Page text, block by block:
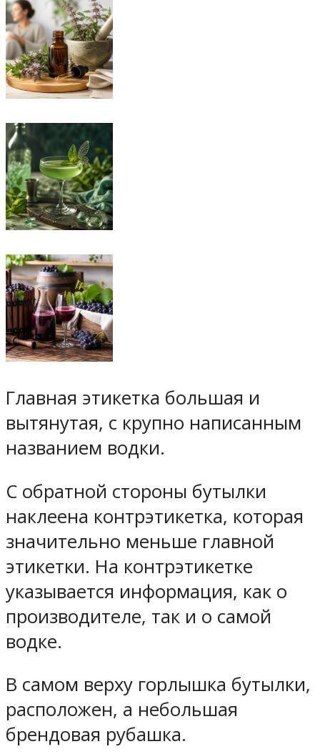
Главная этикетка большая и
вытянутая, с крупно написанным
названием водки.
С обратной стороны бутылки
наклеена контрэтикетка, которая
значительно меньше главной
этикетки. На контрэтикетке
указывается информация, как о
производителе, так и о самой
водке.
В самом верху горлышка бутылки,
расположен, а небольшая
брендовая рубашка.